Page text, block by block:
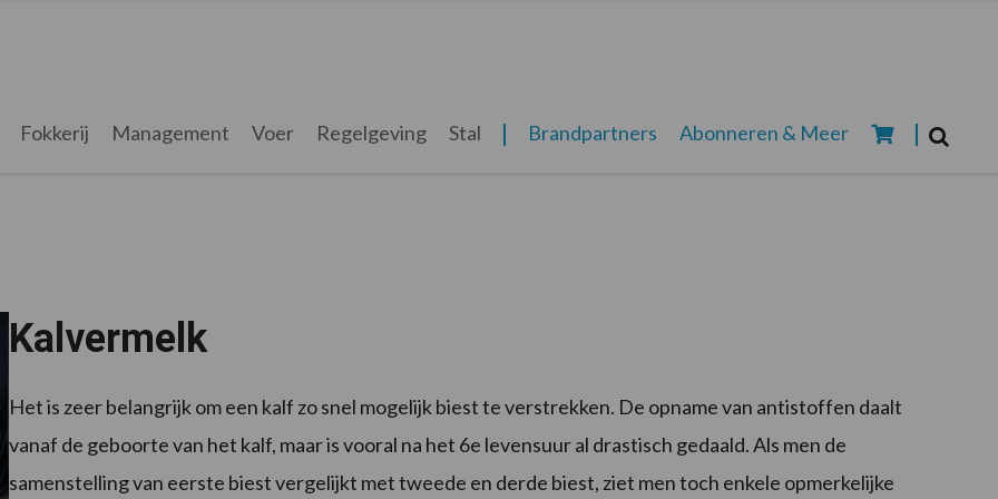
Fokkerij Management Voer Regelgeving Stal Brandpartners Abonneren & Meer
Kalvermelk
Het is zeer belangrijk om een kalf zo snel mogelijk biest te verstrekken. De opname van antistoffen daalt
vanaf de geboorte van het kalf, maar is vooral na het 6e levensuur al drastisch gedaald. Als men de
samenstelling van eerste biest vergelijkt met tweede en derde biest, ziet men toch enkele opmerkelijke